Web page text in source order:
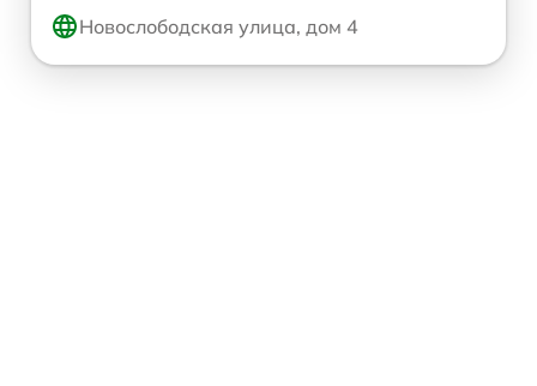
Новослободская улица, дом 4